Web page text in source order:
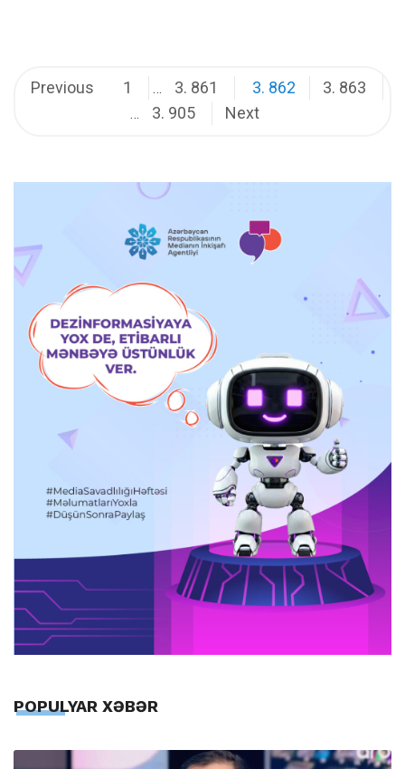
Posts
pagination
Previous 1 … 3. 861 3. 862 3. 863
… 3. 905 Next
POPULYAR XƏBƏR